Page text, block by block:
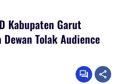
Kabupaten Garut
Tolak Audience